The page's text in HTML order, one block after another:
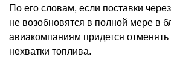
По его словам, если поставки
не возобновятся в полной мере в
авиакомпаниям придется отменять
нехватки топлива.